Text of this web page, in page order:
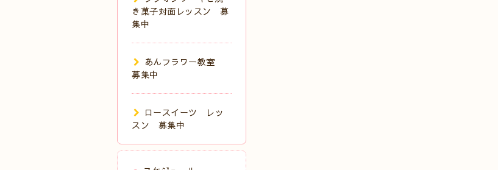
き菓子対面レッスン 募
集中
あんフラワー教室
募集中
ロースイーツ レッ
スン 募集中